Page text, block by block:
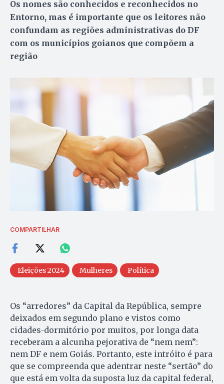
Os nomes são conhecidos e reconhecidos no
Entorno, mas é importante que os leitores não
confundam as regiões administrativas do DF
com os municípios goianos que compõem a
região
COMPARTILHAR
Eleições 2024 Mulheres Política
Os “arredores” da Capital da República, sempre
deixados em segundo plano e vistos como
cidades-dormitório por muitos, por longa data
receberam a alcunha pejorativa de “nem nem”:
nem DF e nem Goiás. Portanto, este intróito é para
que se compreenda que adentrar neste “sertão” do
que está em volta da suposta luz da capital federal,